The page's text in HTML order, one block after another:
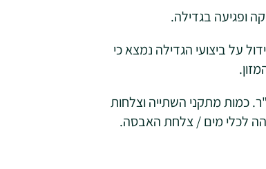
ופגיעה בגדילה.
על ביצועי הגדילה נמצא כי
של 1.8 עופות / מ"ר עד 3.5 עופות / מ"ר. כמות מתקני השתייה וצלחות
לכלי מים / צלחת האבסה.